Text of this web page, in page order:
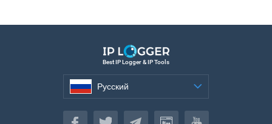
Best IP Logger & IP Tools
Русский
Русский